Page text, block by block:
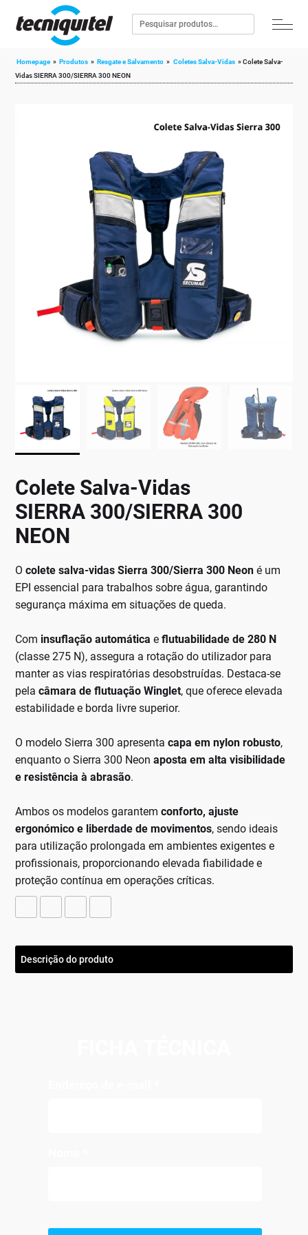
Homepage » Produtos » Resgate e Salvamento » Coletes Salva-Vidas »Colete Salva-
Vidas SIERRA 300/SIERRA 300 NEON
Colete Salva-Vidas
SIERRA 300/SIERRA 300
NEON
Ocolete salva-vidas Sierra 300/Sierra 300 Neon é um
EPI essencial para trabalhos sobre água, garantindo
segurança máxima em situações de queda.
Com insuflação automática eflutuabilidade de 280 N
(classe 275 N), assegura a rotação do utilizador para
manter as vias respiratórias desobstruídas. Destaca-se
pelacâmara de flutuação Winglet, que oferece elevada
estabilidade e borda livre superior.
O modelo Sierra 300 apresentacapa em nylon robusto,
enquanto o Sierra 300 Neonaposta em alta visibilidade
e resistência à abrasão.
Ambos os modelos garantemconforto, ajuste
ergonómico e liberdade de movimentos, sendo ideais
para utilização prolongada em ambientes exigentes e
profissionais, proporcionando elevada fiabilidade e
proteção contínua em operações críticas.
Descrição do produto